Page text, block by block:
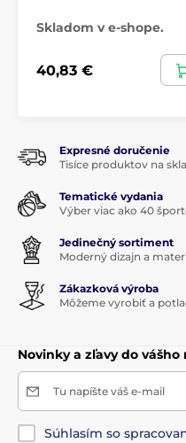
NOVINKY
Sklenené
Skladom v e-shope.
40,83 €
Expresné doručenie
Tisíce produktov na
Tematické vydania
Výber viac ako 40
Jedinečný sortiment
Moderný dizajn a
Zákazková výroba
Môžeme vyrobiť a
Novinky a zľavy do vášho
Tu napíšte váš e-mail
Súhlasím so